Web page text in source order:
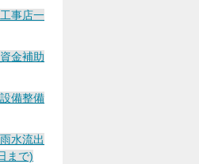
事店一
金補助
備整備
水流出
まで)